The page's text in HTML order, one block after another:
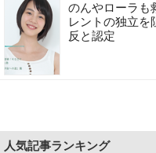
のんやローラも
レントの独立を
反と認定
人気記事ランキング